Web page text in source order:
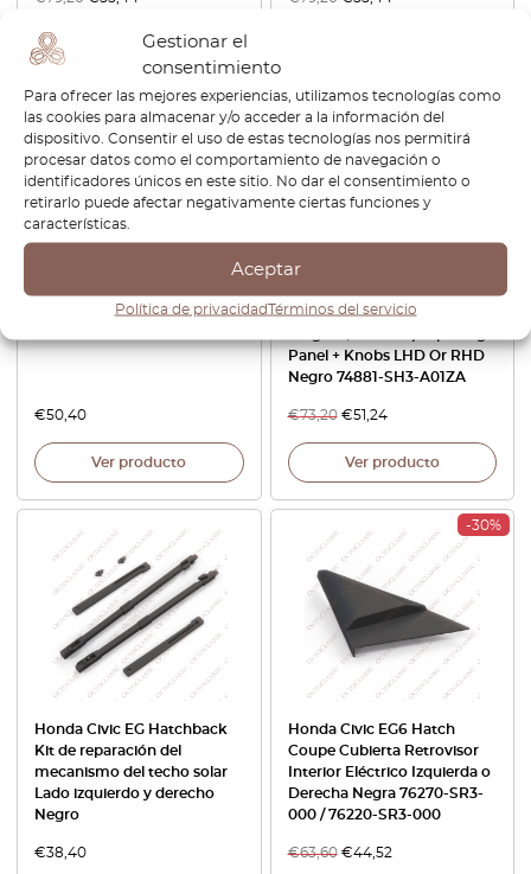
Gestionar el
consentimiento
Para ofrecer las mejores experiencias, utilizamos tecnologías como
las cookies para almacenar y/o acceder a la información del
dispositivo. Consentir el uso de estas tecnologías nos permitirá
procesar datos como el comportamiento de navegación o
identificadores únicos en este sitio. No dar el consentimiento o
retirarlo puede afectar negativamente ciertas funciones y
características.
Aceptar
Política de privacidadTérminos del servicio
Ver producto
Inserto de faro
€50,40
Ver producto
Honda Civic / CRX EF
Panel + Knobs LHD Or RHD
Negro 74881-SH3-A01ZA
€73,20 €51,24
Ver producto
Honda Civic EG Hatchback
Kit de reparación del
mecanismo del techo solar
Lado izquierdo y derecho
Negro
€38,40
-30%
Honda Civic EG6 Hatch
Coupe Cubierta Retrovisor
Interior Eléctrico Izquierda o
Derecha Negra 76270-SR3-
000 / 76220-SR3-000
€63,60 €44,52